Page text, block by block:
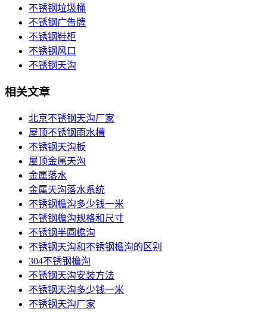
不锈钢垃圾桶
不锈钢广告牌
不锈钢鞋柜
不锈钢风口
不锈钢天沟
相关文章
北京不锈钢天沟厂家
屋顶不锈钢雨水槽
不锈钢天沟板
屋顶金属天沟
金属落水
金属天沟落水系统
不锈钢檐沟多少钱一米
不锈钢檐沟规格和尺寸
不锈钢半圆檐沟
不锈钢天沟和不锈钢檐沟的区别
304不锈钢檐沟
不锈钢天沟安装方法
不锈钢天沟多少钱一米
不锈钢天沟厂家